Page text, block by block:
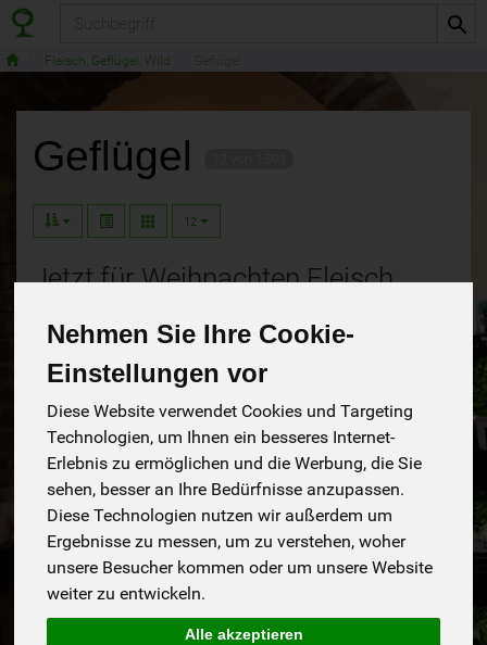
Nehmen Sie Ihre Cookie-
Einstellungen vor
Diese Website verwendet Cookies und Targeting
Technologien, um Ihnen ein besseres Internet-
Erlebnis zu ermöglichen und die Werbung, die Sie
sehen, besser an Ihre Bedürfnisse anzupassen.
Diese Technologien nutzen wir außerdem um
Ergebnisse zu messen, um zu verstehen, woher
unsere Besucher kommen oder um unsere Website
weiter zu entwickeln.
Alle akzeptieren
Fleisch, Geflügel, Wild
Geflügel
12
Jetzt für Weihnachten Fleisch,
Fisch und vegane Braten
vorbestellen!
....zur Auslieferung von Do, 18.12.
bis Mi, 24.12.2025
Hersteller Allergene